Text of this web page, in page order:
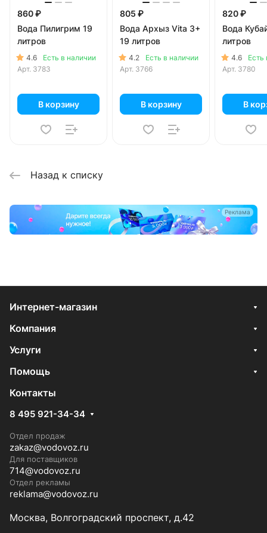
860 ₽
Вода Пилигрим 19
литров
4.6
Есть в наличии
Арт. 3783
В корзину
805 ₽
Вода Архыз Vita 3+
19 литров
4.2
Есть в наличии
Арт. 3766
В корзину
820 ₽
Вода
литров
4.6
Есть
Арт. 3780
В
Назад к списку
Реклама
Интернет-магазин
Компания
Услуги
Помощь
Контакты
8 495 921-34-34
Отдел продаж
zakaz@vodovoz.ru
Для поставщиков
714@vodovoz.ru
Отдел рекламы
reklama@vodovoz.ru
Москва, Волгоградский проспект, д.42